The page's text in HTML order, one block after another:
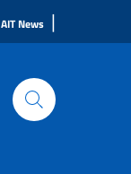
AIT News |